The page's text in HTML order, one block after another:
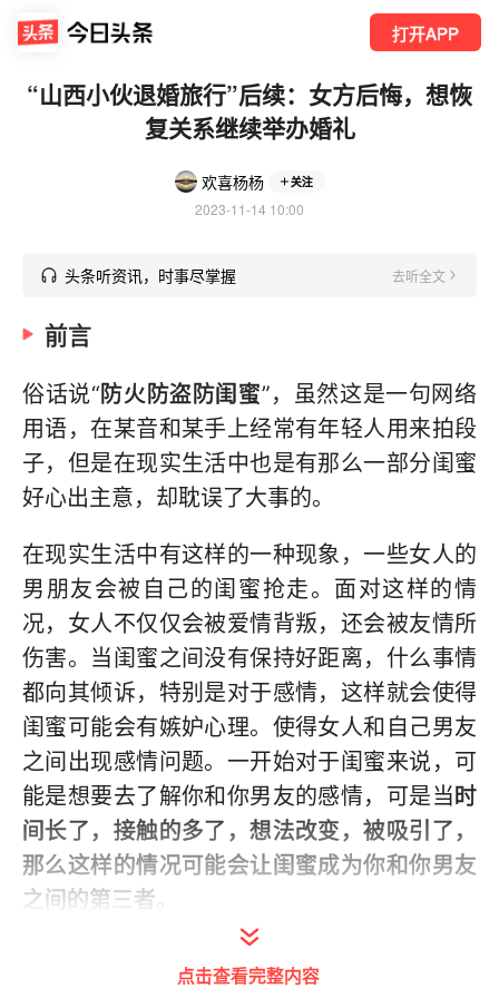
打开APP
“山西小伙退婚旅行”后续：女方后悔，想恢
复关系继续举办婚礼
欢喜杨杨 关注
2023-11-14 10:00
头条听资讯，时事尽掌握 去听全文
前言
俗话说“防火防盗防闺蜜”，虽然这是一句网络
用语，在某音和某手上经常有年轻人用来拍段
子，但是在现实生活中也是有那么一部分闺蜜
好心出主意，却耽误了大事的。
在现实生活中有这样的一种现象，一些女人的
男朋友会被自己的闺蜜抢走。面对这样的情
况，女人不仅仅会被爱情背叛，还会被友情所
伤害。当闺蜜之间没有保持好距离，什么事情
都向其倾诉，特别是对于感情，这样就会使得
闺蜜可能会有嫉妒心理。使得女人和自己男友
之间出现感情问题。一开始对于闺蜜来说，可
能是想要去了解你和你男友的感情，可是当时
间长了，接触的多了，想法改变，被吸引了，
那么这样的情况可能会让闺蜜成为你和你男友
之间的第三者
男子因女友临时增加3万五金首饰钱而选
点击查看完整内容